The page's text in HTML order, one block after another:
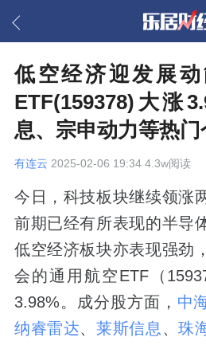
低空经济迎发展
ETF(159378)大涨
息、宗申动力等热
有连云 2025-02-06 19:34 4.3w阅读
今日，科技板块继续领涨
前期已经有所表现的半导
低空经济板块亦表现强劲
会的通用航空ETF（
3.98%。成分股方面， 中
纳睿雷达、莱斯信息 、珠